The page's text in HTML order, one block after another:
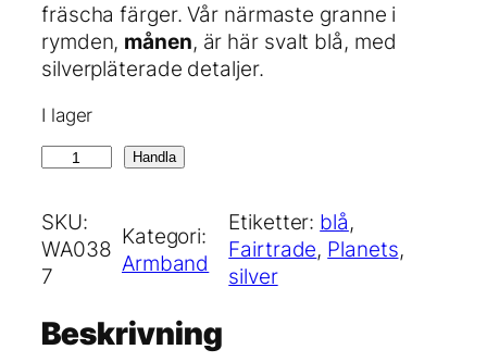
fräscha färger. Vår närmaste granne i
rymden, månen, är här svalt blå, med
silverpläterade detaljer.
I lager
a
n
e
s
:
Handla
SKU:
WA038
7
Kategori:
Armband
Etiketter: blå
Fairtrade, Planets
silver
Beskrivning